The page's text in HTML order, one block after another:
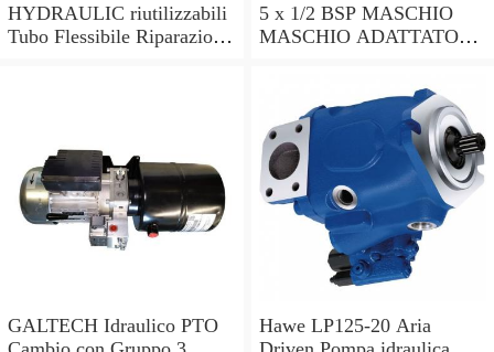
HYDRAULIC riutilizzabili
Tubo Flessibile Riparazione
5 x 1/2 BSP MASCHIO
MASCHIO ADATTATORI
TUBO POMPA fuo
GALTECH Idraulico PTO
Hawe LP125-20 Aria